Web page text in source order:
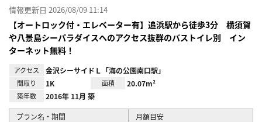
情報更新日 2026/08/09 11:14
【オートロック付・エレベーター有】追浜駅から徒歩3分 横須賀
や八景島シーパラダイスへのアクセス抜群のバストイレ別 イン
ターネット無料！
アクセス 金沢シーサイドＬ「海の公園南口駅」
間取り 1K 面積 20.07m²
築年数 2016年 11月 築
プラン名・期間 月額目安